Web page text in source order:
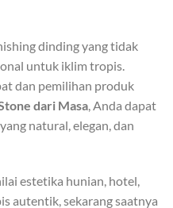
dinding yang tidak
untuk iklim tropis.
dan pemilihan produk
dari Masa , Anda dapat
natural, elegan, dan
estetika hunian, hotel,
autentik, sekarang saatnya